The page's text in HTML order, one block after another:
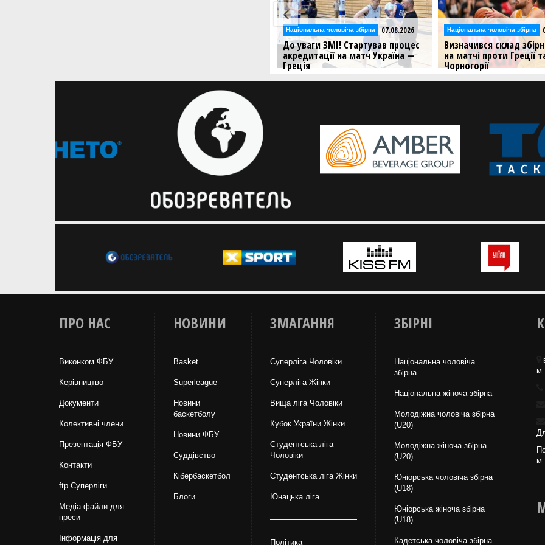
Збірна Чорногорії підготовку до
наступних матчів розпочне вже 10
Національна чоловіча збірна 07.08.2026
До уваги ЗМІ! Стартував процес
акредитації на матч Україна —
Греція
Чоловіча збірна розпочинає свій
Національна чоловіча збірна
Визначився склад
на матчі проти Греції
Чорногорії
Національна команда
ПРО НАС
Виконком ФБУ
Керівництво
Документи
Колективні члени
Презентація ФБУ
Контакти
ftp Суперліги
Медіа файли для
преси
Інформація для
НОВИНИ
Basket
Superleague
Новини
баскетболу
Новини ФБУ
Суддівство
Кібербаскетбол
Блоги
ЗМАГАННЯ
Суперліга Чоловіки
Суперліга Жінки
Вища лiга Чоловіки
Кубок України Жінки
Студентська ліга
Чоловiки
Студентська ліга Жінки
Юнацька ліга
Політика
ЗБІРНІ
Національна чоловіча
збірна
Національна жiноча збірна
Молодіжна чоловіча збірна
(U20)
Молодіжна жіноча збірна
(U20)
Юніорська чоловіча збірна
(U18)
Юніорська жіноча збірна
(U18)
Кадетська чоловіча збірна
м.